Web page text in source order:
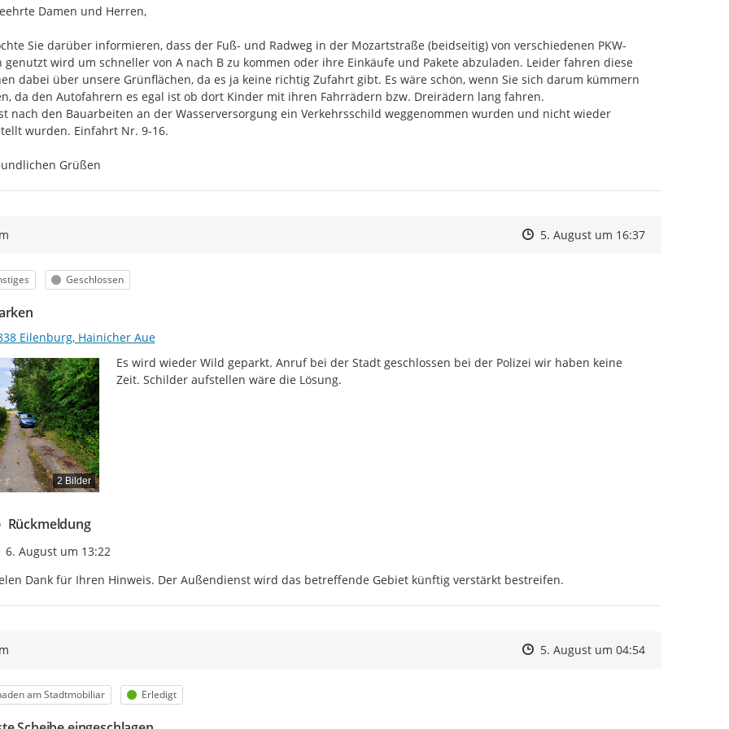
Damen und Herren,
Sie darüber informieren, dass der Fuß- und Radweg in der Mozartstraße (beidseitig) von verschiedenen PKW-
genutzt wird um schneller von A nach B zu kommen oder ihre Einkäufe und Pakete abzuladen. Leider fahren diese
dabei über unsere Grünflächen, da es ja keine richtig Zufahrt gibt. Es wäre schön, wenn Sie sich darum kümmern
da den Autofahrern es egal ist ob dort Kinder mit ihren Fahrrädern bzw. Dreirädern lang fahren.
nach den Bauarbeiten an der Wasserversorgung ein Verkehrsschild weggenommen wurden und nicht wieder
wurden. Einfahrt Nr. 9-16.
Grüßen
Zeitpunkt des Erstellens
Zeitpunkt des Erstellens
5. August um 16:37Zur Äußerung
Status
Geschlossen
Eilenburg, Hainicher Aue
2 Bilder
Es wird wieder Wild geparkt. Anruf bei der Stadt geschlossen bei der Polizei wir haben keine
Zeit. Schilder aufstellen wäre die Lösung.
Rückmeldung
Zeitpunkt des Erstellens
6. August um 13:22
Dank für Ihren Hinweis. Der Außendienst wird das betreffende Gebiet künftig verstärkt bestreifen.
Zeitpunkt des Erstellens
Zeitpunkt des Erstellens
5. August um 04:54Zur Äußerung
am Stadtmobiliar Status
Erledigt